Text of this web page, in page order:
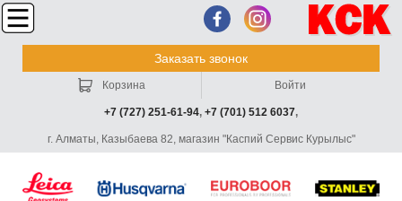
Заказать звонок
+7 (727) 251-61-94, +7 (701) 512 6037,
г. Алматы, Казыбаева 82, магазин "Каспий Сервис Курылыс"
Корзина Войти